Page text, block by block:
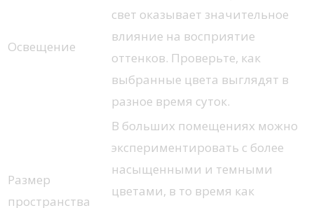
Освещение
свет оказывает значительное
влияние на восприятие
оттенков. Проверьте, как
выбранные цвета выглядят в
разное время суток.
Размер
пространства
В больших помещениях можно
экспериментировать с более
насыщенными и темными
цветами, в то время как